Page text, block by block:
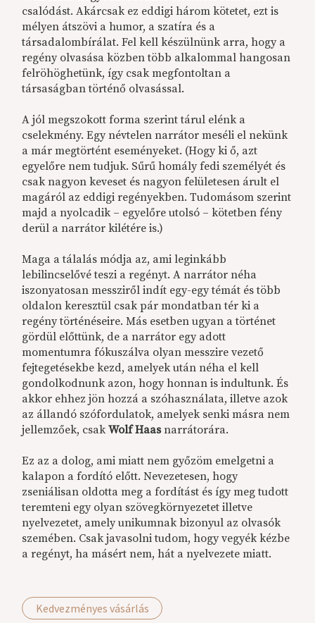
Kedvezményes vásárlás
csalódást. Akárcsak ez eddigi három kötetet, ezt is
mélyen átszövi a humor, a szatíra és a
társadalombírálat. Fel kell készülnünk arra, hogy a
regény olvasása közben több alkalommal hangosan
felröhöghetünk, így csak megfontoltan a
társaságban történő olvasással.
A jól megszokott forma szerint tárul elénk a
cselekmény. Egy névtelen narrátor meséli el nekünk
a már megtörtént eseményeket. (Hogy ki ő, azt
egyelőre nem tudjuk. Sűrű homály fedi személyét és
csak nagyon keveset és nagyon felületesen árult el
magáról az eddigi regényekben. Tudomásom szerint
majd a nyolcadik – egyelőre utolsó – kötetben fény
derül a narrátor kilétére is.)
Maga a tálalás módja az, ami leginkább
lebilincselővé teszi a regényt. A narrátor néha
iszonyatosan messziről indít egy-egy témát és több
oldalon keresztül csak pár mondatban tér ki a
regény történéseire. Más esetben ugyan a történet
gördül előttünk, de a narrátor egy adott
momentumra fókuszálva olyan messzire vezető
fejtegetésekbe kezd, amelyek után néha el kell
gondolkodnunk azon, hogy honnan is indultunk. És
akkor ehhez jön hozzá a szóhasználata, illetve azok
az állandó szófordulatok, amelyek senki másra nem
jellemzőek, csakWolf Haasnarrátorára.
Ez az a dolog, ami miatt nem győzöm emelgetni a
kalapon a fordító előtt. Nevezetesen, hogy
zseniálisan oldotta meg a fordítást és így meg tudott
teremteni egy olyan szövegkörnyezetet illetve
nyelvezetet, amely unikumnak bizonyul az olvasók
szemében. Csak javasolni tudom, hogy vegyék kézbe
a regényt, ha másért nem, hát a nyelvezete miatt.